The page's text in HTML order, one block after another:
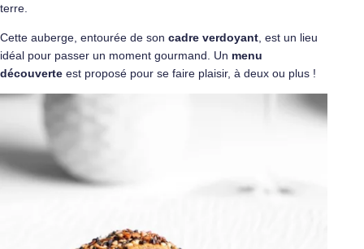
terre.
Cette auberge, entourée de son cadre verdoyant , est un lieu
idéal pour passer un moment gourmand. Un menu
découverte est proposé pour se faire plaisir, à deux ou plus !